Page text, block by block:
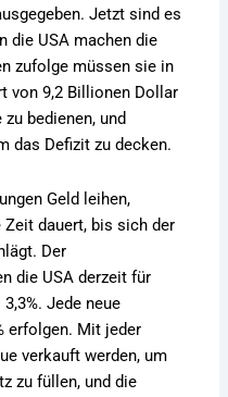
Jetzt sind es
die USA machen die
zufolge müssen sie in
von 9,2 Billionen Dollar
bedienen, und
das Defizit zu decken.
Geld leihen,
Zeit dauert, bis sich der
Der
die USA derzeit für
Jede neue
erfolgen. Mit jeder
verkauft werden, um
zu füllen, und die